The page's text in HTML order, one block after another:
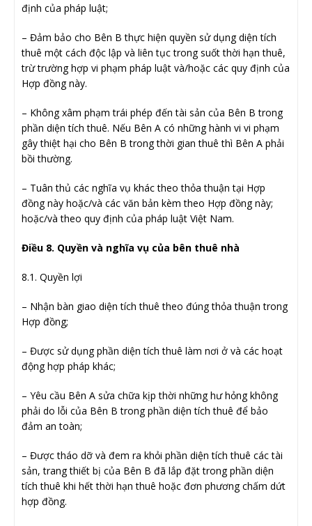
định của pháp luật;
– Đảm bảo cho Bên B thực hiện quyền sử dụng diện tích
thuê một cách độc lập và liên tục trong suốt thời hạn thuê,
trừ trường hợp vi phạm pháp luật và/hoặc các quy định của
Hợp đồng này.
– Không xâm phạm trái phép đến tài sản của Bên B trong
phần diện tích thuê. Nếu Bên A có những hành vi vi phạm
gây thiệt hại cho Bên B trong thời gian thuê thì Bên A phải
bồi thường.
– Tuân thủ các nghĩa vụ khác theo thỏa thuận tại Hợp
đồng này hoặc/và các văn bản kèm theo Hợp đồng này;
hoặc/và theo quy định của pháp luật Việt Nam.
Điều 8. Quyền và nghĩa vụ của bên thuê nhà
8.1. Quyền lợi
– Nhận bàn giao diện tích thuê theo đúng thỏa thuận trong
Hợp đồng;
– Được sử dụng phần diện tích thuê làm nơi ở và các hoạt
động hợp pháp khác;
– Yêu cầu Bên A sửa chữa kịp thời những hư hỏng không
phải do lỗi của Bên B trong phần diện tích thuê để bảo
đảm an toàn;
– Được tháo dỡ và đem ra khỏi phần diện tích thuê các tài
sản, trang thiết bị của Bên B đã lắp đặt trong phần diện
tích thuê khi hết thời hạn thuê hoặc đơn phương chấm dứt
hợp đồng.